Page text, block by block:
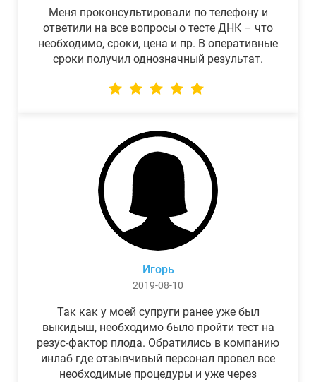
Меня проконсультировали по телефону и
ответили на все вопросы о тесте ДНК – что
необходимо, сроки, цена и пр. В оперативные
сроки получил однозначный результат.
Игорь
2019-08-10
Так как у моей супруги ранее уже был
выкидыш, необходимо было пройти тест на
резус-фактор плода. Обратились в компанию
инлаб где отзывчивый персонал провел все
необходимые процедуры и уже через